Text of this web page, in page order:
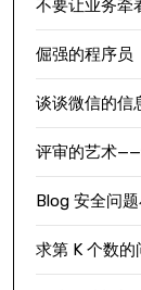
不要让业务牵
倔强的程序员
谈谈微信的信
评审的艺术
Blog 安全问
求第 K 个数的